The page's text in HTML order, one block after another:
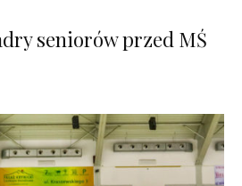
seniorów przed MŚ